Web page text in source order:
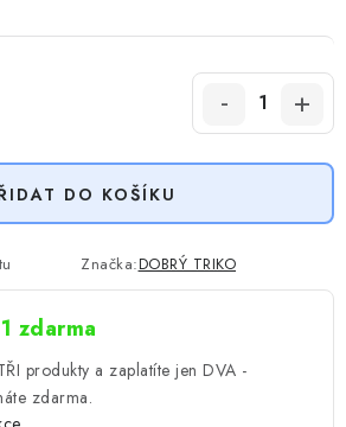
DO KOŠÍKU
Značka:DOBRÝ TRIKO
zdarma
produkty a zaplatíte jen DVA -
zdarma.